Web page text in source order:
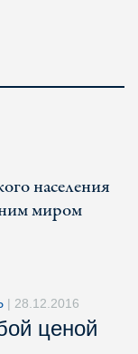
населения
миром
| 28.12.2016
ценой